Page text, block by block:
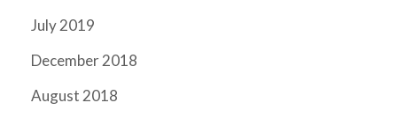
July 2019
December 2018
August 2018